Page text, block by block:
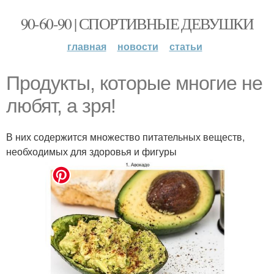
90-60-90 | СПОРТИВНЫЕ ДЕВУШКИ
главная новости статьи
Продукты, которые многие не
любят, а зря!
В них содержится множество питательных веществ,
необходимых для здоровья и фигуры